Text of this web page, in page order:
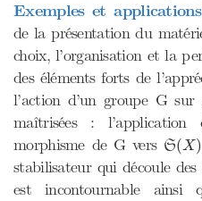
Exemples et
de la présentation du
choix, l’organisation et la
des éléments forts de
l’action d’un groupe G
maîtrisées : l’application
morphisme de G vers S(X)
S(X)
stabilisateur qui découle
est incontournable ainsi